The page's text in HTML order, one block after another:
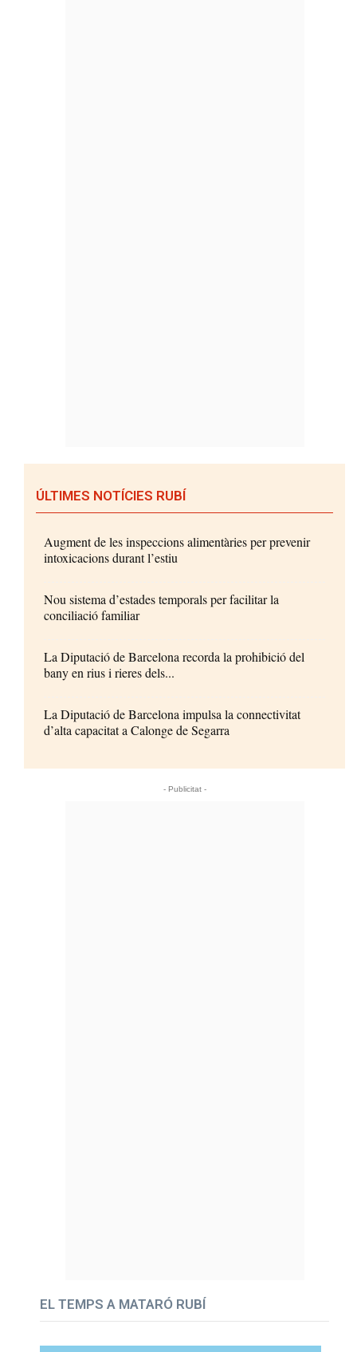
ÚLTIMES NOTÍCIES RUBÍ
Augment de les inspeccions alimentàries per prevenir
intoxicacions durant l’estiu
Nou sistema d’estades temporals per facilitar la
conciliació familiar
La Diputació de Barcelona recorda la prohibició del
bany en rius i rieres dels...
La Diputació de Barcelona impulsa la connectivitat
d’alta capacitat a Calonge de Segarra
- Publicitat -
EL TEMPS A MATARÓ RUBÍ